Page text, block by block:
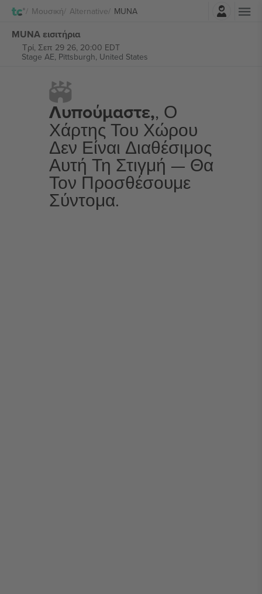
Μουσική Alternative MUNA
MUNA εισιτήρια
Τρί, Σεπ 29 26, 20:00 EDT
Stage AE, Pittsburgh, United States
Λυπούμαστε,, Ο
Χάρτης Του Χώρου
Δεν Είναι Διαθέσιμος
Αυτή Τη Στιγμή — Θα
Τον Προσθέσουμε
Σύντομα.